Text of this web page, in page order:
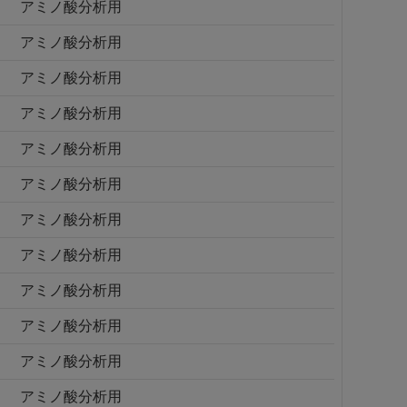
アミノ酸分析用
アミノ酸分析用
アミノ酸分析用
アミノ酸分析用
アミノ酸分析用
アミノ酸分析用
アミノ酸分析用
アミノ酸分析用
アミノ酸分析用
アミノ酸分析用
アミノ酸分析用
アミノ酸分析用